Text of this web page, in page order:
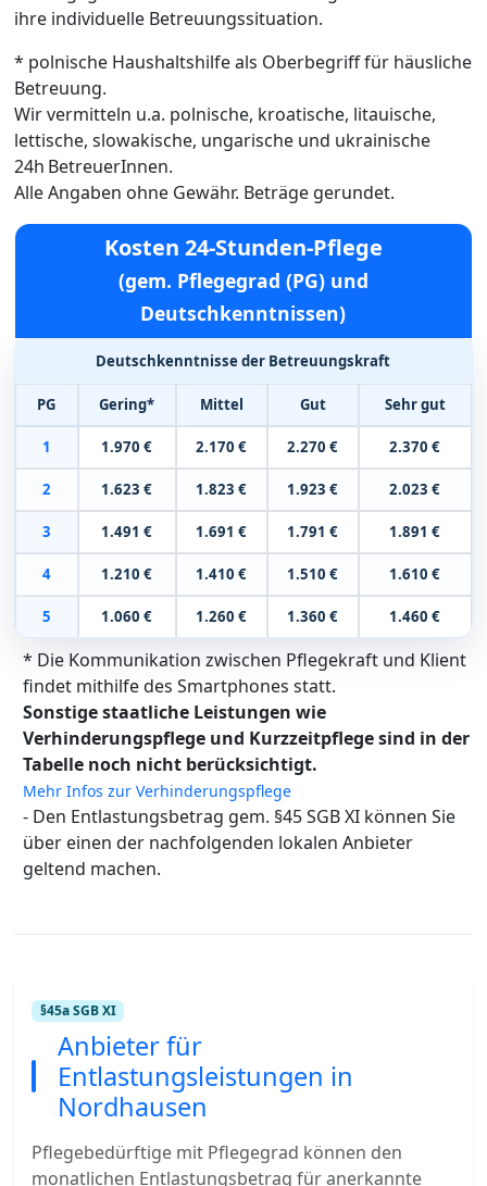
ihre individuelle Betreuungssituation.
* polnische Haushaltshilfe als Oberbegriff für häusliche
Betreuung.
Wir vermitteln u.a. polnische, kroatische, litauische,
lettische, slowakische, ungarische und ukrainische
24h BetreuerInnen.
Alle Angaben ohne Gewähr. Beträge gerundet.
Kosten 24-Stunden-Pflege
(gem. Pflegegrad (PG) und
Deutschkenntnissen)
Deutschkenntnisse der Betreuungskraft
PG Gering* Mittel Gut Sehr gut
1 1.970 € 2.170 € 2.270 € 2.370 €
2 1.623 € 1.823 € 1.923 € 2.023 €
3 1.491 € 1.691 € 1.791 € 1.891 €
4 1.210 € 1.410 € 1.510 € 1.610 €
5 1.060 € 1.260 € 1.360 € 1.460 €
* Die Kommunikation zwischen Pflegekraft und Klient
findet mithilfe des Smartphones statt.
Sonstige staatliche Leistungen wie
Verhinderungspflege und Kurzzeitpflege sind in der
Tabelle noch nicht berücksichtigt.
Mehr Infos zur Verhinderungspflege
- Den Entlastungsbetrag gem. §45 SGB XI können Sie
über einen der nachfolgenden lokalen Anbieter
geltend machen.
§45a SGB XI
Anbieter für
Entlastungsleistungen in
Nordhausen
Pflegebedürftige mit Pflegegrad können den
monatlichen Entlastungsbetrag für anerkannte